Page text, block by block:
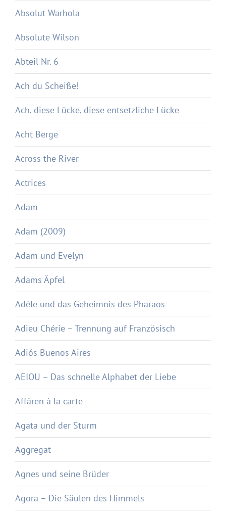
Absolut Warhola
Absolute Wilson
Abteil Nr. 6
Ach du Scheiße!
Ach, diese Lücke, diese entsetzliche Lücke
Acht Berge
Across the River
Actrices
Adam
Adam (2009)
Adam und Evelyn
Adams Äpfel
Adèle und das Geheimnis des Pharaos
Adieu Chérie – Trennung auf Französisch
Adiós Buenos Aires
AEIOU – Das schnelle Alphabet der Liebe
Affären à la carte
Agata und der Sturm
Aggregat
Agnes und seine Brüder
Agora – Die Säulen des Himmels